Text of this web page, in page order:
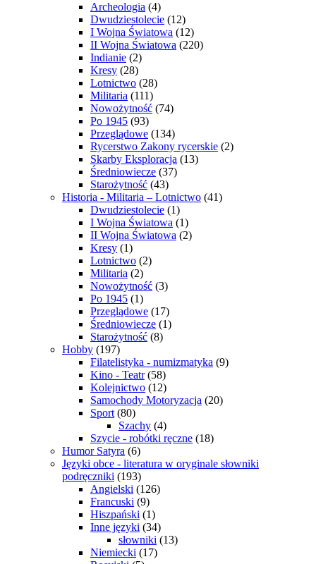
Archeologia (4)
Dwudziestolecie (12)
I Wojna Światowa (12)
II Wojna Światowa (220)
Indianie (2)
Kresy (28)
Lotnictwo (28)
Militaria (111)
Nowożytność (74)
Po 1945 (93)
Przeglądowe (134)
Rycerstwo Zakony rycerskie (2)
Skarby Eksploracja (13)
Średniowiecze (37)
Starożytność (43)
Historia - Militaria – Lotnictwo (41)
Dwudziestolecie (1)
I Wojna Światowa (1)
II Wojna Światowa (2)
Kresy (1)
Lotnictwo (2)
Militaria (2)
Nowożytność (3)
Po 1945 (1)
Przeglądowe (17)
Średniowiecze (1)
Starożytność (8)
Hobby (197)
Filatelistyka - numizmatyka (9)
Kino - Teatr (58)
Kolejnictwo (12)
Samochody Motoryzacja (20)
Sport (80)
Szachy (4)
Szycie - robótki ręczne (18)
Humor Satyra (6)
Języki obce - literatura w oryginale słowniki
podręczniki (193)
Angielski (126)
Francuski (9)
Hiszpański (1)
Inne języki (34)
słowniki (13)
Niemiecki (17)